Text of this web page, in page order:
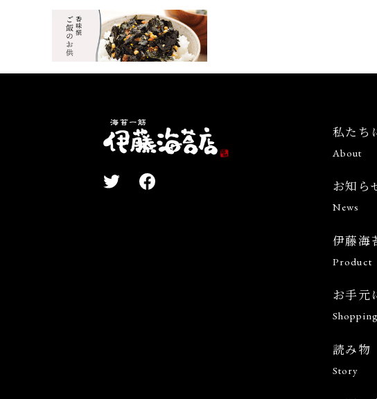
私たち
About
お知ら
News
伊藤海
Product
お手元
読み物
Story